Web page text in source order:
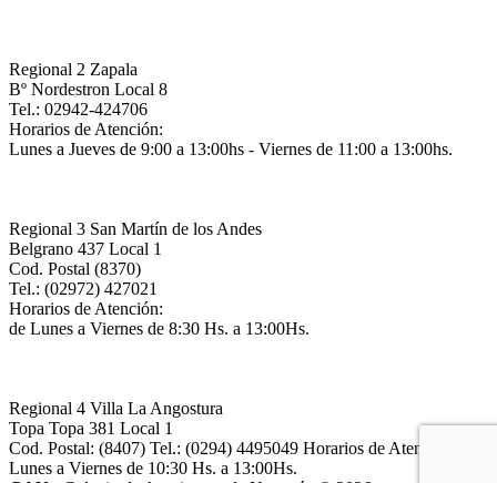
Regional 2 Zapala
Bº Nordestron Local 8
Tel.: 02942-424706
Horarios de Atención:
Lunes a Jueves de 9:00 a 13:00hs - Viernes de 11:00 a 13:00hs.
Regional 3 San Martín de los Andes
Belgrano 437 Local 1
Cod. Postal (8370)
Tel.: (02972) 427021
Horarios de Atención:
de Lunes a Viernes de 8:30 Hs. a 13:00Hs.
Regional 4 Villa La Angostura
Topa Topa 381 Local 1
Cod. Postal: (8407) Tel.: (0294) 4495049 Horarios de Atención: de
Lunes a Viernes de 10:30 Hs. a 13:00Hs.